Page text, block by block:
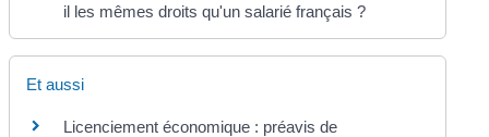
il les mêmes droits qu'un salarié français ?
Et aussi
Licenciement économique : préavis de